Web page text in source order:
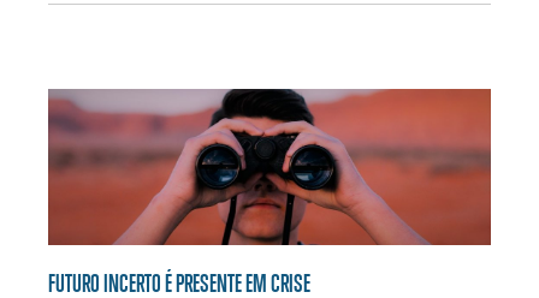
FUTURO INCERTO É PRESENTE EM CRISE